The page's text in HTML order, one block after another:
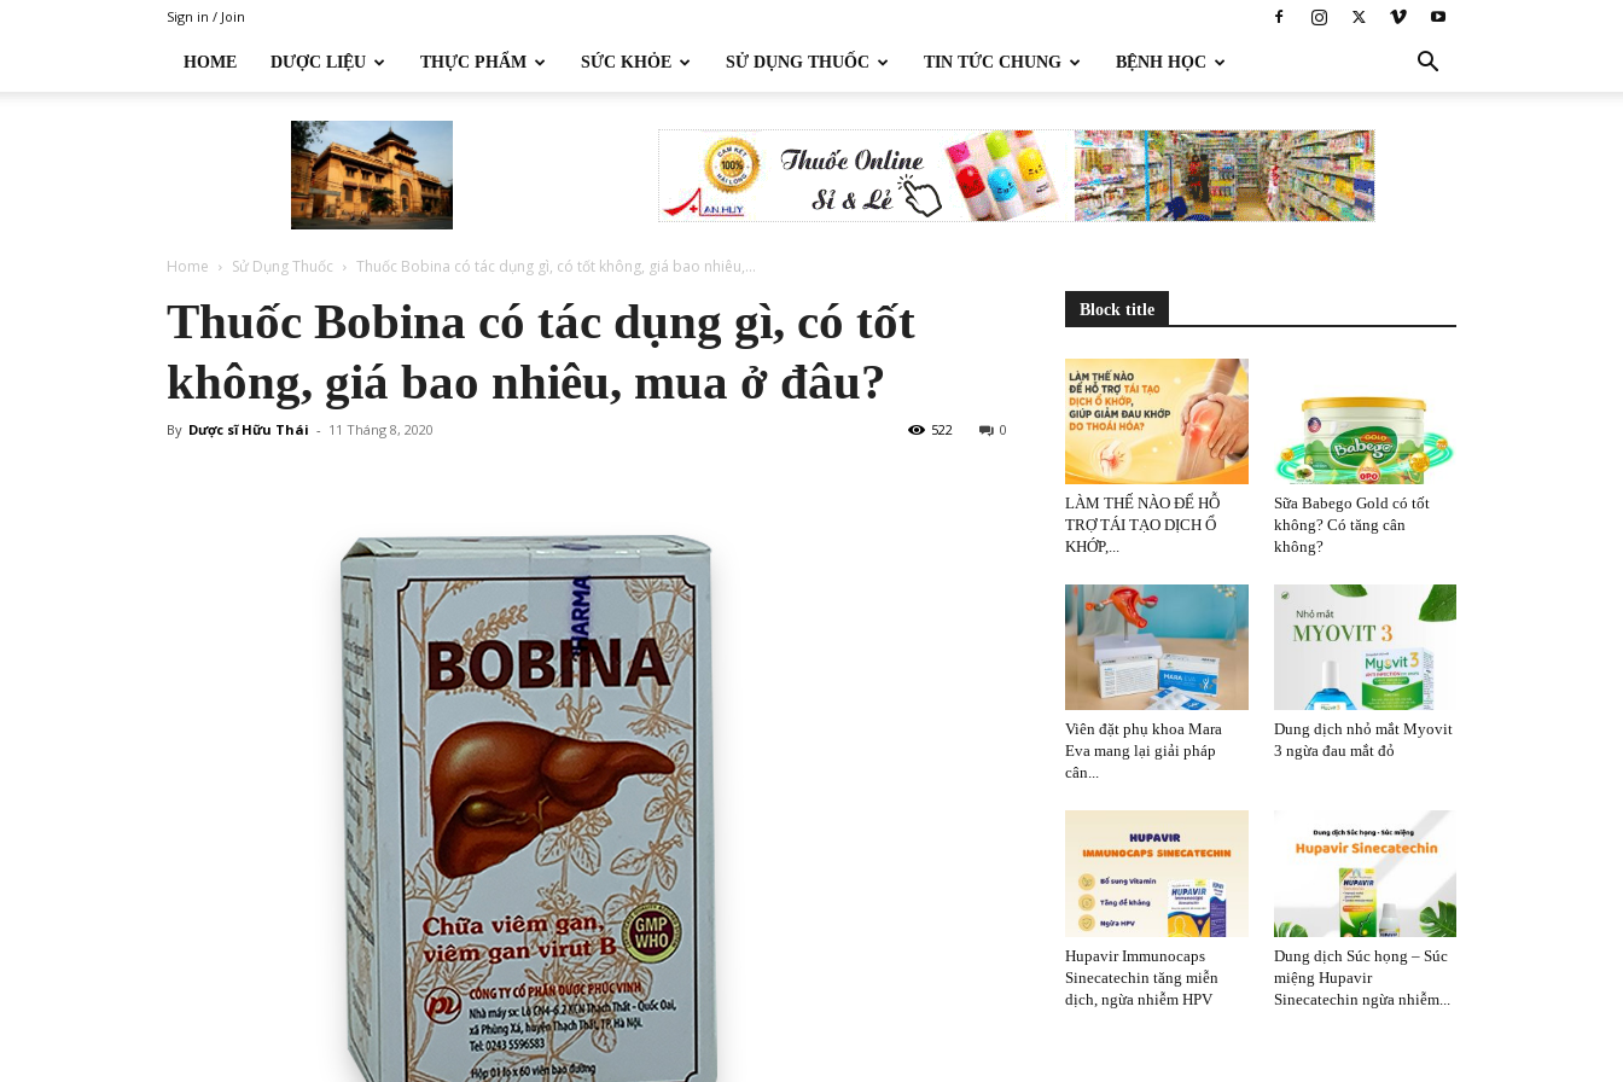
Sign in / Join
HOME DƯỢC LIỆU THỰC PHẨM SỨC KHỎE SỬ DỤNG THUỐC TIN TỨC CHUNG BỆNH HỌC
Home Sử Dụng Thuốc Thuốc Bobina có tác dụng gì, có tốt không, giá bao nhiêu,...
Thuốc Bobina có tác dụng gì, có tốt
không, giá bao nhiêu, mua ở đâu?
By Dược sĩ Hữu Thái - 11 Tháng 8, 2020 0
522
Block title
LÀM THẾ NÀO ĐỂ HỖ
TRỢ TÁI TẠO DỊCH Ổ
KHỚP,...
Sữa Babego Gold có tốt
không? Có tăng cân
không?
Viên đặt phụ khoa Mara
Eva mang lại giải pháp
cân...
Dung dịch nhỏ mắt Myovit
3 ngừa đau mắt đỏ
Hupavir Immunocaps
Sinecatechin tăng miễn
dịch, ngừa nhiễm HPV
Dung dịch Súc họng – Súc
miệng Hupavir
Sinecatechin ngừa nhiễm...